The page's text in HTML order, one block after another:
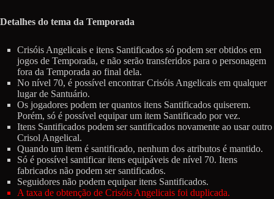
Detalhes do tema da Temporada
Crisóis Angelicais e itens Santificados só podem ser obtidos em
jogos de Temporada, e não serão transferidos para o personagem
fora da Temporada ao final dela.
No nível 70, é possível encontrar Crisóis Angelicais em qualquer
lugar de Santuário.
Os jogadores podem ter quantos itens Santificados quiserem.
Porém, só é possível equipar um item Santificado por vez.
Itens Santificados podem ser santificados novamente ao usar outro
Crisol Angelical.
Quando um item é santificado, nenhum dos atributos é mantido.
Só é possível santificar itens equipáveis de nível 70. Itens
fabricados não podem ser santificados.
Seguidores não podem equipar itens Santificados.
A taxa de obtenção de Crisóis Angelicais foi duplicada.